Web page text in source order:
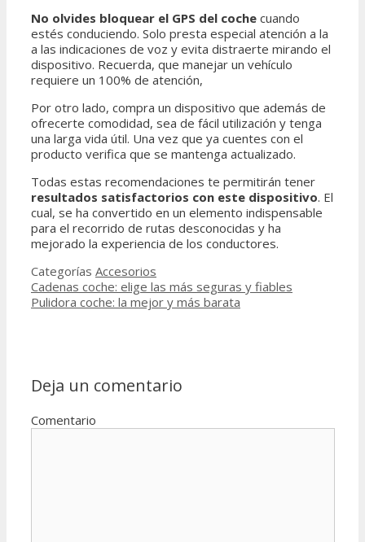
No olvides bloquear el GPS del coche cuando
estés conduciendo. Solo presta especial atención a la
a las indicaciones de voz y evita distraerte mirando el
dispositivo. Recuerda, que manejar un vehículo
requiere un 100% de atención,
Por otro lado, compra un dispositivo que además de
ofrecerte comodidad, sea de fácil utilización y tenga
una larga vida útil. Una vez que ya cuentes con el
producto verifica que se mantenga actualizado.
Todas estas recomendaciones te permitirán tener
resultados satisfactorios con este dispositivo. El
cual, se ha convertido en un elemento indispensable
para el recorrido de rutas desconocidas y ha
mejorado la experiencia de los conductores.
Categorías Accesorios
Cadenas coche: elige las más seguras y fiables
Pulidora coche: la mejor y más barata
Deja un comentario
Comentario